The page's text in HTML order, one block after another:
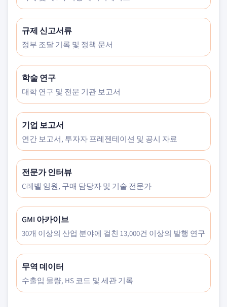
규제 신고서류
정부 조달 기록 및 정책 문서
학술 연구
대학 연구 및 전문 기관 보고서
기업 보고서
연간 보고서, 투자자 프레젠테이션 및 공시 자료
전문가 인터뷰
C레벨 임원, 구매 담당자 및 기술 전문가
GMI 아카이브
30개 이상의 산업 분야에 걸친 13,000건 이상의 발행 연구
무역 데이터
수출입 물량, HS 코드 및 세관 기록